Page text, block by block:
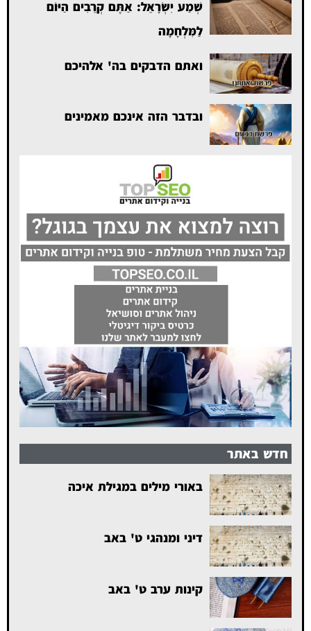
שְׁמַע יִשְׂרָאֵל: אַתֶּם קְרֵבִים הַיּוֹם
לַמִּלְחָמָה
ואתם הדבקים בה' אלהיכם
ובדבר הזה אינכם מאמינים
חדש באתר
באורי מילים במגילת איכה
דיני ומנהגי ט' באב
קינות ערב ט' באב